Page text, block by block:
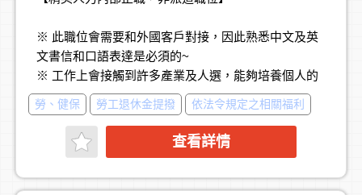
下一個百億級品牌生態系。
• 操盤 200+ 國際品牌：涵蓋影音、Podcast、生活選
品，掌握市場話語權。
• 直屬經營層：直接向副總經理、總經理報告，參與核
心決策。
• 資源與成就感：站在全台最大影音代理平台，帶領團
隊改變產業格局
※ 此職位會需要和外國客戶對接，因此熟悉中文及英
文書信和口語表達是必須的~
※ 工作上會接觸到許多產業及人選，能夠培養個人的
敏感度，是個正向成長的環境。有計薪時效的壓力，
適合細心、耐心的人。
※ 無經驗可，薪資依學經歷核定
勞、健保 勞工退休金提撥 依法令規定之相關福利
查看詳情